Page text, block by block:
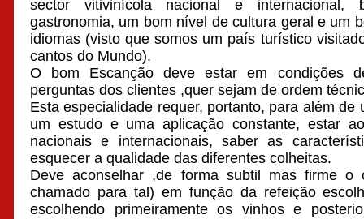
sector vitivinícola nacional e internacional,
gastronomia, um bom nível de cultura geral e um
idiomas (visto que somos um país turístico
cantos do Mundo).
O bom Escanção deve estar em condições
perguntas dos clientes ,quer sejam de ordem
Esta especialidade requer, portanto, para além de
um estudo e uma aplicação constante, estar
nacionais e internacionais, saber as
esquecer a qualidade das diferentes colheitas.
Deve aconselhar ,de forma subtil mas firme o
chamado para tal) em função da refeição
escolhendo primeiramente os vinhos e